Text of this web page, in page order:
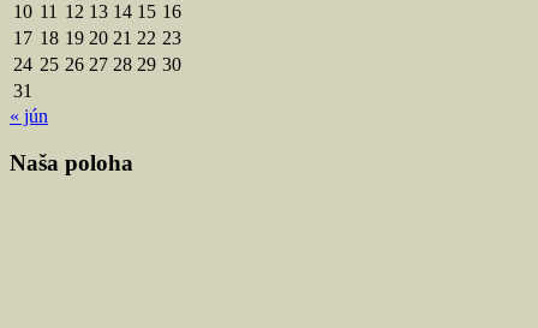
10 11 12 13 14 15 16
17 18 19 20 21 22 23
24 25 26 27 28 29 30
31
« jún
Naša poloha